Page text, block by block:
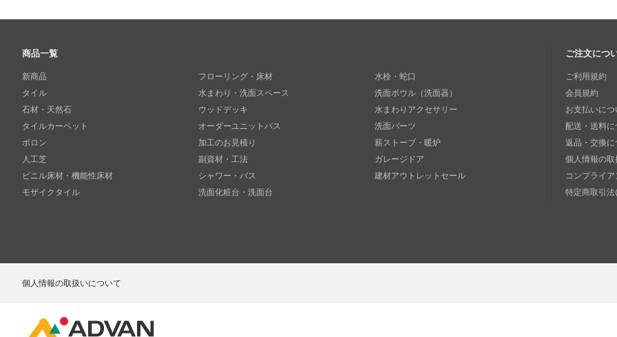
商品一覧
新商品
タイル
石材・天然石
タイルカーペット
ボロン
人工芝
ビニル床材・機能性床材
モザイクタイル
フローリング・床材
水まわり・洗面スペース
ウッドデッキ
オーダーユニットバス
加工のお見積り
副資材・工法
シャワー・バス
洗面化粧台・洗面台
水栓・蛇口
洗面ボウル（洗面器）
水まわりアクセサリー
洗面パーツ
薪ストーブ・暖炉
ガレージドア
建材アウトレットセール
ご注文につ
ご利用規約
会員規約
お支払いにつ
配送・送料
返品・交換に
個人情報の
コンプライ
特定商取引
個人情報の取扱いについて